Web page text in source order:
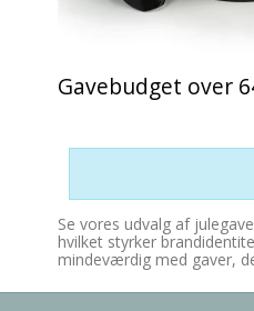
Gavebudget over
Se vores udvalg af
hvilket styrker
mindeværdig med gaver,